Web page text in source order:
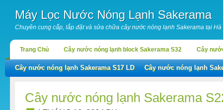
Máy Lọc Nước Nóng Lạnh Sakerama
Chuyên cung cấp, lắp đặt và sửa chữa cây nước nóng lạnh Sakerama tại Hà
Trang Chủ Cây nước nóng lạnh block Sakerama S32 Cây
Cây nước nóng lạnh Sakerama S17 LD Cây nước nóng lạnh
Cây nước nóng lạnh Sakerama